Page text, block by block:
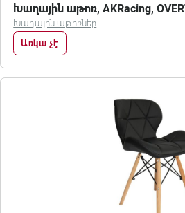
Խաղային աթոռ, AKRacing,
Խաղային աթոռներ
Առկա չէ